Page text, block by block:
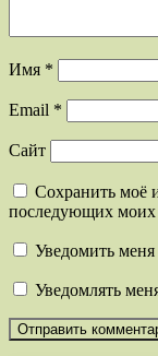
Имя *
Email *
Сайт
Сохранить моё
последующих моих
Уведомить
Уведомлять